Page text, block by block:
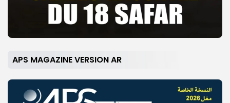
APS MAGAZINE VERSION AR